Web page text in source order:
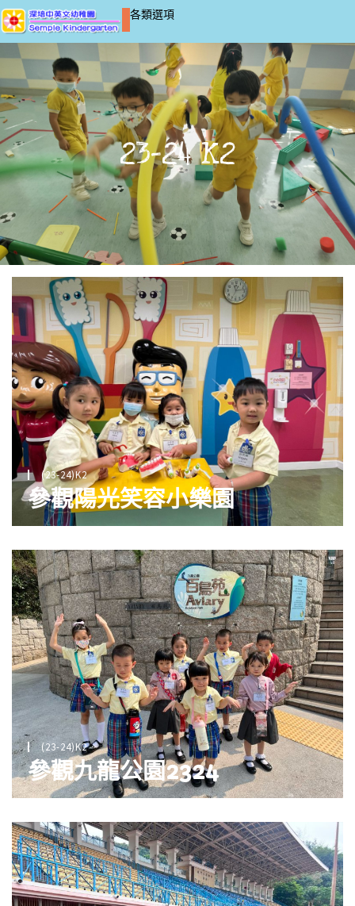
各類選項
23-24 K2
(23-24)K2
參觀陽光笑容小樂園
(23-24)K2
參觀九龍公園2324